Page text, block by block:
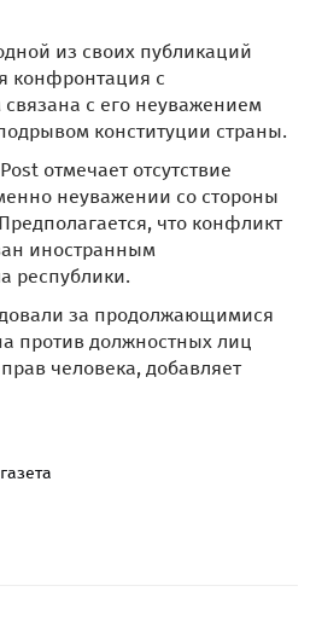
из своих публикаций
конфронтация с
с его неуважением
конституции страны.
отмечает отсутствие
неуважении со стороны
что конфликт
иностранным
республики.
за продолжающимися
против должностных лиц
человека, добавляет